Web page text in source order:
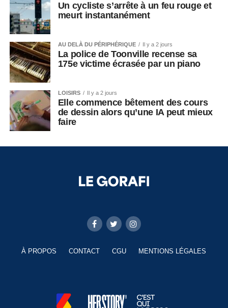
Un cycliste s’arrête à un feu rouge et
meurt instantanément
AU DELÀ DU PÉRIPHÉRIQUE Il y a 2 jours
La police de Toonville recense sa
175e victime écrasée par un piano
LOISIRS Il y a 2 jours
Elle commence bêtement des cours
de dessin alors qu’une IA peut mieux
faire
À PROPOS CONTACT CGU MENTIONS LÉGALES